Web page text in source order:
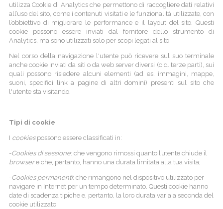
utilizza Cookie di Analytics che permettono di raccogliere dati relativi
all’uso del sito, come i contenuti visitati e le funzionalità utilizzate, con
l’obbiettivo di migliorare le performance e il layout del sito. Questi
cookie possono essere inviati dal fornitore dello strumento di
Analytics, ma sono utilizzati solo per scopi legati al sito.
Nel corso della navigazione l'utente può ricevere sul suo terminale
anche cookie inviati da siti o da web server diversi (c.d. terze parti), sui
quali possono risiedere alcuni elementi (ad es. immagini, mappe,
suoni, specifici link a pagine di altri domini) presenti sul sito che
l'utente sta visitando.
Tipi di cookie
I cookies possono essere classificati in:
-Cookies di sessione: che vengono rimossi quanto l’utente chiude il
browsere che, pertanto, hanno una durata limitata alla tua visita;
-Cookies permanenti: che rimangono nel dispositivo utilizzato per
navigare in Internet per un tempo determinato. Questi cookie hanno
date di scadenza tipiche e, pertanto, la loro durata varia a seconda del
cookie utilizzato.